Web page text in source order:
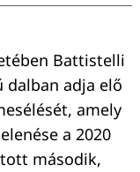
Battistelli
dalban adja elő
amely
a 2020
második,